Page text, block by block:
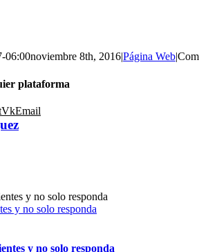
06:00noviembre 8th, 2016|Página Web|
plataforma
VkEmail
y no solo responda
y no solo responda